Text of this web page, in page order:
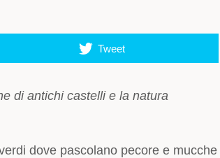
Tweet
di antichi castelli e la natura
dove pascolano pecore e mucche